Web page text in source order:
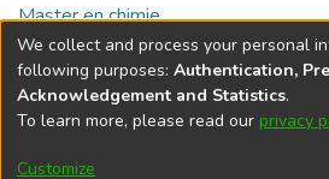
Master en chimie
Full item page
DSpace softwarecopyright ©
Cookie
We collect and process your personal
following purposes: Authentication,
Acknowledgement and Statistics.
To learn more, please read our privacy
Customize